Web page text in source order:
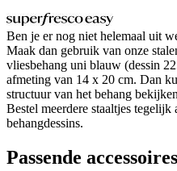
Ben je er nog niet helemaal uit
Maak dan gebruik van onze
vliesbehang uni blauw (dessin
afmeting van 14 x 20 cm. Dan
structuur van het behang
Bestel meerdere staaltjes
behangdessins.
Passende accessoires